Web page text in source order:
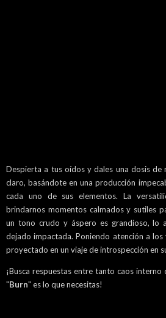
Despierta a tus oídos y dales una dosis de
claro, basándote en una producción
cada uno de sus elementos. La
brindarnos momentos calmados y sutiles
un tono crudo y áspero es grandioso, lo
dejado impactada. Poniendo atención a
proyectado en un viaje de introspección en
¡Busca respuestas entre tanto caos
"Burn" es lo que necesitas!